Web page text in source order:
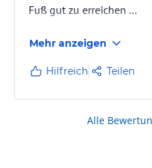
Fuß gut zu erreichen ...
Mehr anzeigen
Hilfreich Teilen
Alle